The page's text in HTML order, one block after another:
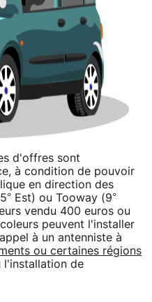
d'offres sont
à condition de pouvoir
en direction des
Est) ou Tooway (9°
vendu 400 euros ou
peuvent l'installer
à un antenniste à
ou certaines régions
l'installation de